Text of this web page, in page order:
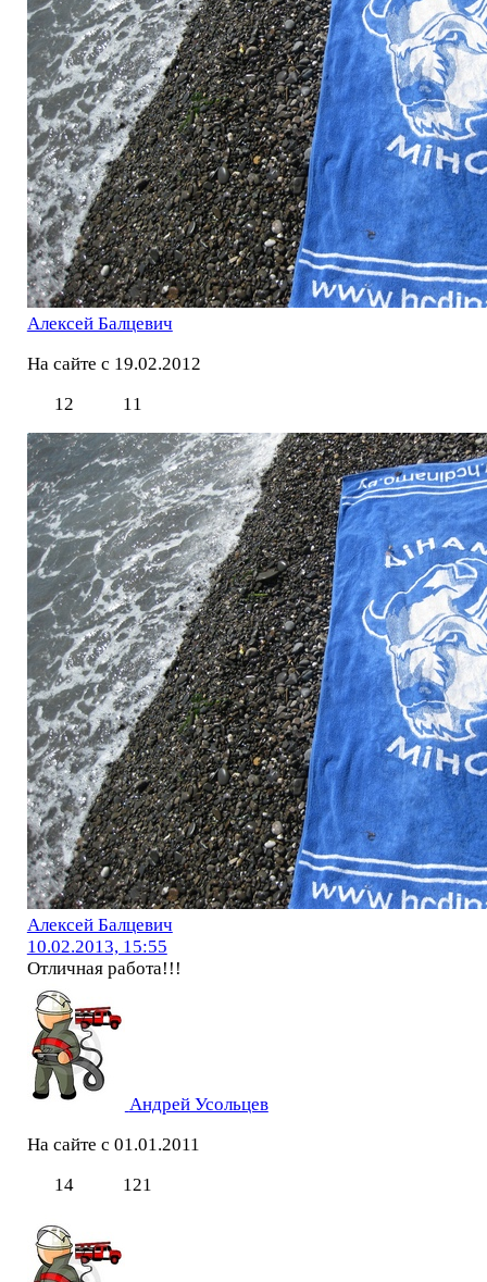
Алексей Балцевич
На сайте с 19.02.2012
12
11
Алексей Балцевич
10.02.2013, 15:55
Отличная работа!!!
Андрей Усольцев
На сайте с 01.01.2011
14
121